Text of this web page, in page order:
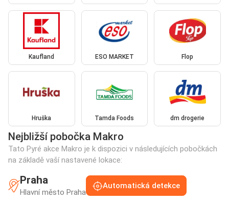
Kaufland ESO MARKET Flop
Hruška Tamda Foods dm drogerie
Nejbližší pobočka Makro
Tato Pyré akce Makro je k dispozici v následujících pobočkách
na základě vaší nastavené lokace:
Praha
Hlavní město Praha
Automatická detekce